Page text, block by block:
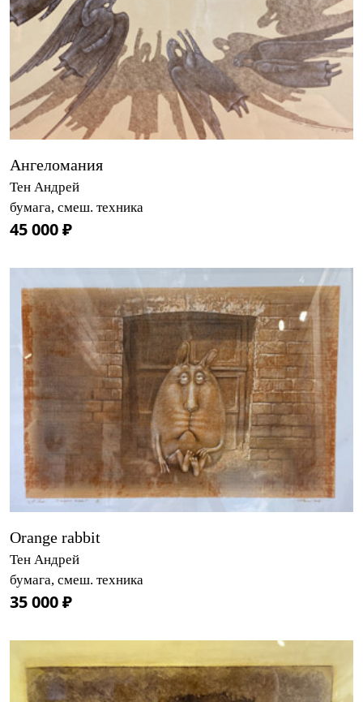
Ангеломания
Тен Андрей
бумага, смеш. техника
45 000 ₽
Orange rabbit
Тен Андрей
бумага, смеш. техника
35 000 ₽